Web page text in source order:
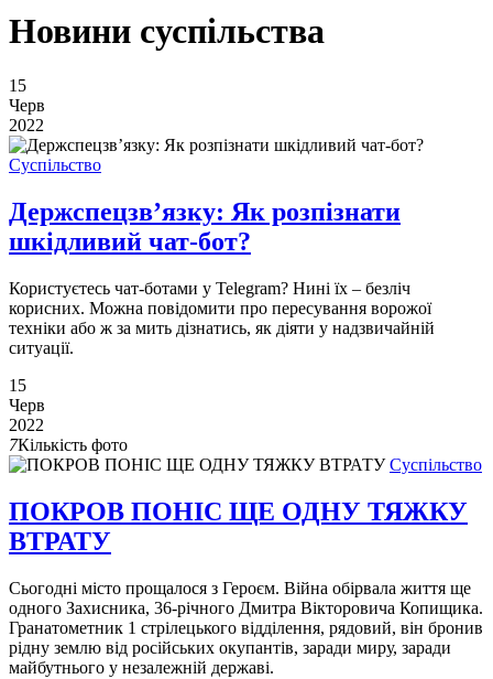
Новини суспільства
15
Черв
2022
Суспільство
Держспецзв’язку: Як розпізнати
шкідливий чат-бот?
Користуєтесь чат-ботами у Telegram? Нині їх – безліч
корисних. Можна повідомити про пересування ворожої
техніки або ж за мить дізнатись, як діяти у надзвичайній
ситуації.
15
Черв
2022
7Кількість фото
Суспільство
ПОКРОВ ПОНІС ЩЕ ОДНУ ТЯЖКУ
ВТРАТУ
Сьогодні місто прощалося з Героєм. Війна обірвала життя ще
одного Захисника, 36-річного Дмитра Вікторовича Копищика.
Гранатометник 1 стрілецького відділення, рядовий, він бронив
рідну землю від російських окупантів, заради миру, заради
майбутнього у незалежній державі.